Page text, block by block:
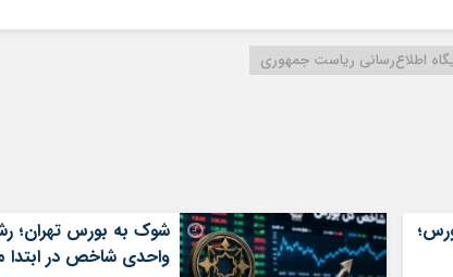
اطلاع‌رسانی ریاست جمهوری
واحدی شاخص در ابتدا